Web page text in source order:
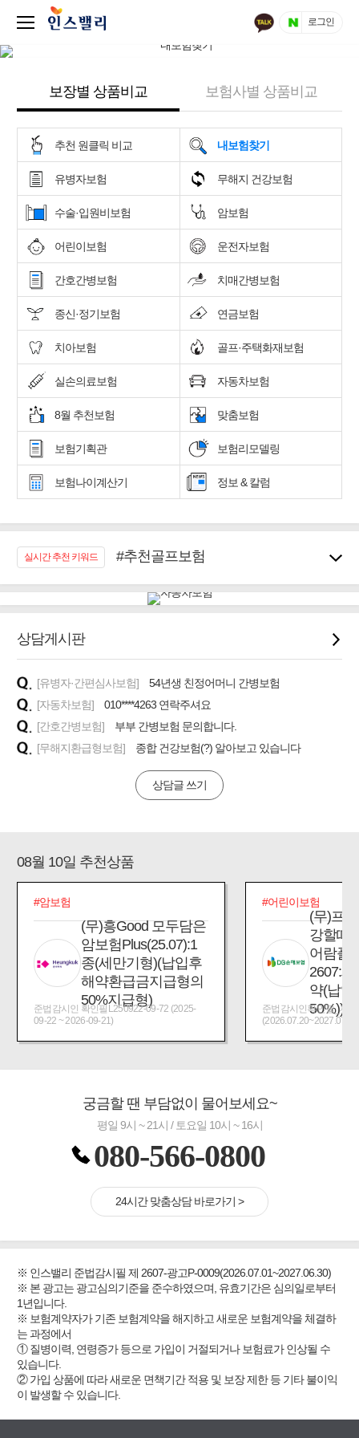
로그인
보장별 상품비교 보험사별 상품비교
추천 원클릭 비교 내보험찾기
유병자보험 무해지 건강보험
수술·입원비보험 암보험
어린이보험 운전자보험
간호간병보험 치매간병보험
종신·정기보험 연금보험
치아보험 골프·주택화재보험
실손의료보험 자동차보험
8월 추천보험 맞춤보험
보험기획관 보험리모델링
보험나이계산기 정보 & 칼럼
실시간 추천 키워드
#추천골프보험
#노후대비 연금재테크!
#임플란트, 치아치료보장
#바뀌기전에 4세대 가입
상담게시판
[유병자·간편심사보험]
54년생 친정어머니 간병보험
[자동차보험]
010****4263 연락주셔요
[간호간병보험]
부부 간병보험 문의합니다.
[무해지환급형보험]
종합 건강보험(?) 알아보고 있습니다
상담글 쓰기
08월 10일 추천상품
#암보험
(무)흥Good 모두담은
암보험Plus(25.07):1
종(세만기형)(납입후
해약환급금지급형의
50%지급형)
준법감시인 확인필L250922-09-72 (2025-
09-22 ~ 2026-09-21)
#어린이보험
(무)프
강할때
어람플
2607:
약(납입
50%))
준법감시인확인필_제
궁금할 땐 부담없이 물어보세요~
평일 9시 ~ 21시 / 토요일 10시 ~ 16시
080-566-0800
24시간 맞춤상담 바로가기 >
※ 인스밸리 준법감시필 제 2607-광고P-0009(2026.07.01~2027.06.30)
※ 본 광고는 광고심의기준을 준수하였으며, 유효기간은 심의일로부터
1년입니다.
※ 보험계약자가 기존 보험계약을 해지하고 새로운 보험계약을 체결하
는 과정에서
① 질병이력, 연령증가 등으로 가입이 거절되거나 보험료가 인상될 수
있습니다.
② 가입 상품에 따라 새로운 면책기간 적용 및 보장 제한 등 기타 불이익
이 발생할 수 있습니다.